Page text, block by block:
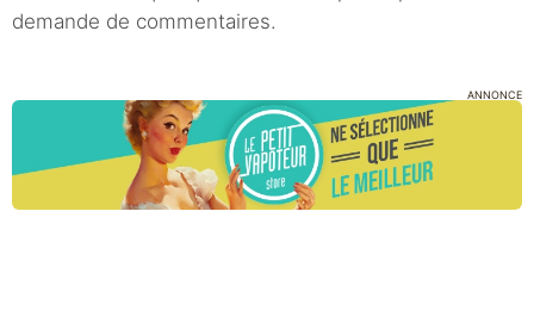
demande de commentaires.
ANNONCE